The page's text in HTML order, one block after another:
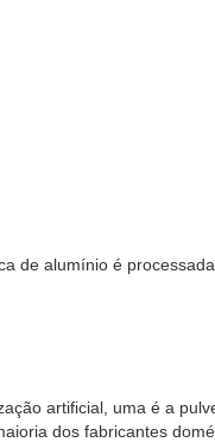
de alumínio é
artificial, uma é a
dos fabricantes